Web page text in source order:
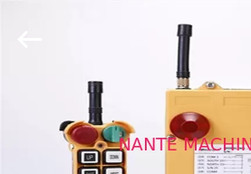
BENVENUTO
PRODOTTI